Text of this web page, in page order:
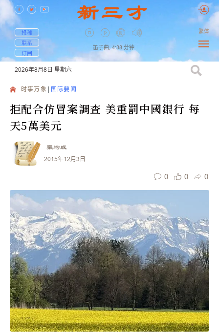
投稿
联系
订阅
笛子曲, 4:38 分钟
繁体
2026年8月8日 星期六
时事万象 国际要闻
拒配合仿冒案調查 美重罰中國銀行 每
天5萬美元
張均威
2015年12月3日
0 0 0